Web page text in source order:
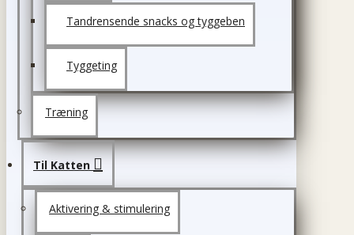
Tandrensende snacks og tyggeben
Tyggeting
Træning
Til Katten
Aktivering & stimulering